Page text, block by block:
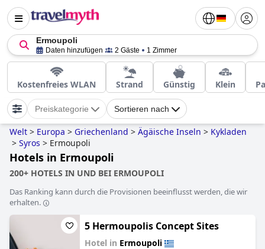
Ermoupoli
Daten hinzufügen 2 Gäste 1 Zimmer
Kostenfreies WLAN Strand Günstig Klein
Preiskategorie Sortieren nach
Welt > Europa > Griechenland > Ägäische Inseln > Kykladen
> Syros > Ermoupoli
Hotels in Ermoupoli
200+ HOTELS IN UND BEI ERMOUPOLI
Das Ranking kann durch die Provisionen beeinflusst werden, die wir
erhalten.
5 Hermoupolis Concept Sites
Hotel in Ermoupoli